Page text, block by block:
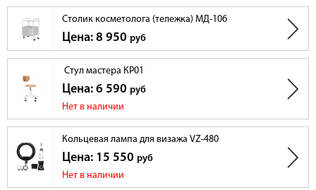
импульса
3,5 нм
минимизирует болевые ощущения,
снижает риск образования ожогов.
Длина волны
пилотного
луча
635 нм
пилотного
луча, не
более
0,105 Вт
ЭкранLCD
8" или 10" тач-
скрин
220 В
Вес
45 кг / 70 кг
60 см x 45 см x
108 см / 70 см x
Столик косметолога (тележка) МД-106
Цена: 8 950 руб
Стул мастера КР01
Цена: 6 590 руб
Нет в наличии
Кольцевая лампа для визажа VZ-480
Цена: 15 550 руб
Нет в наличии